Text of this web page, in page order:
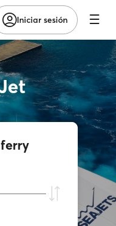
Iniciar sesión